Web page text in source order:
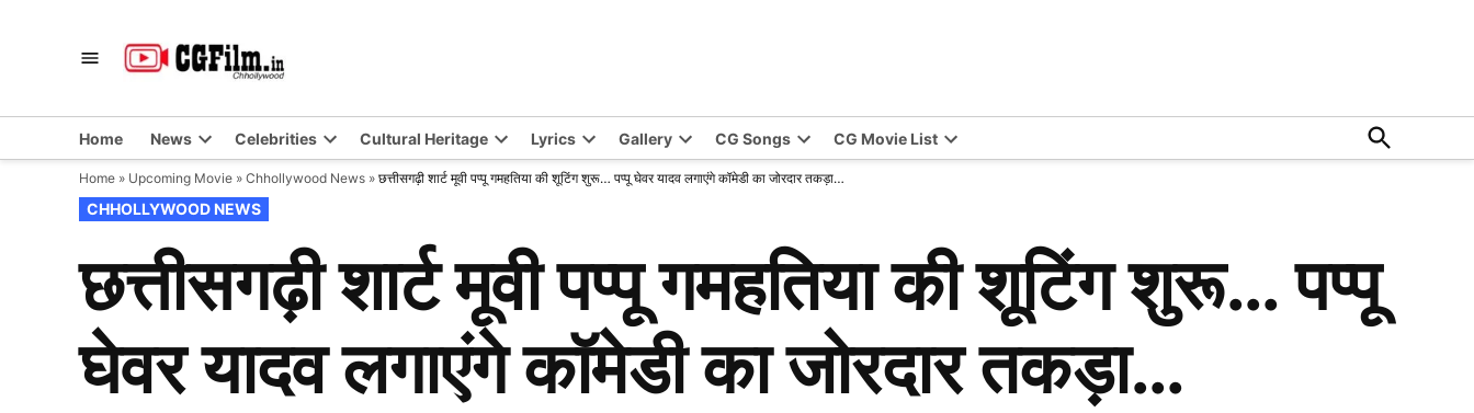
Home News Celebrities Cultural Heritage Lyrics Gallery CG Songs CG Movie List
Open
Search
Home » Upcoming Movie » Chhollywood News » छत्तीसगढ़ी शार्ट मूवी पप्पू गमहतिया की शूटिंग शुरू… पप्पू घेवर यादव लगाएंगे कॉमेडी का जोरदार तकड़ा…
POSTED
IN
CHHOLLYWOOD NEWS
छत्तीसगढ़ी शार्ट मूवी पप्पू गमहतिया की शूटिंग शुरू… पप्पू
घेवर यादव लगाएंगे कॉमेडी का जोरदार तकड़ा…